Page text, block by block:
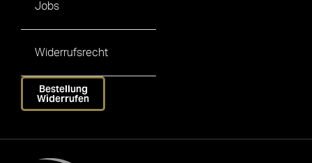
Jobs
Widerrufsrecht
Bestellung
Widerrufen